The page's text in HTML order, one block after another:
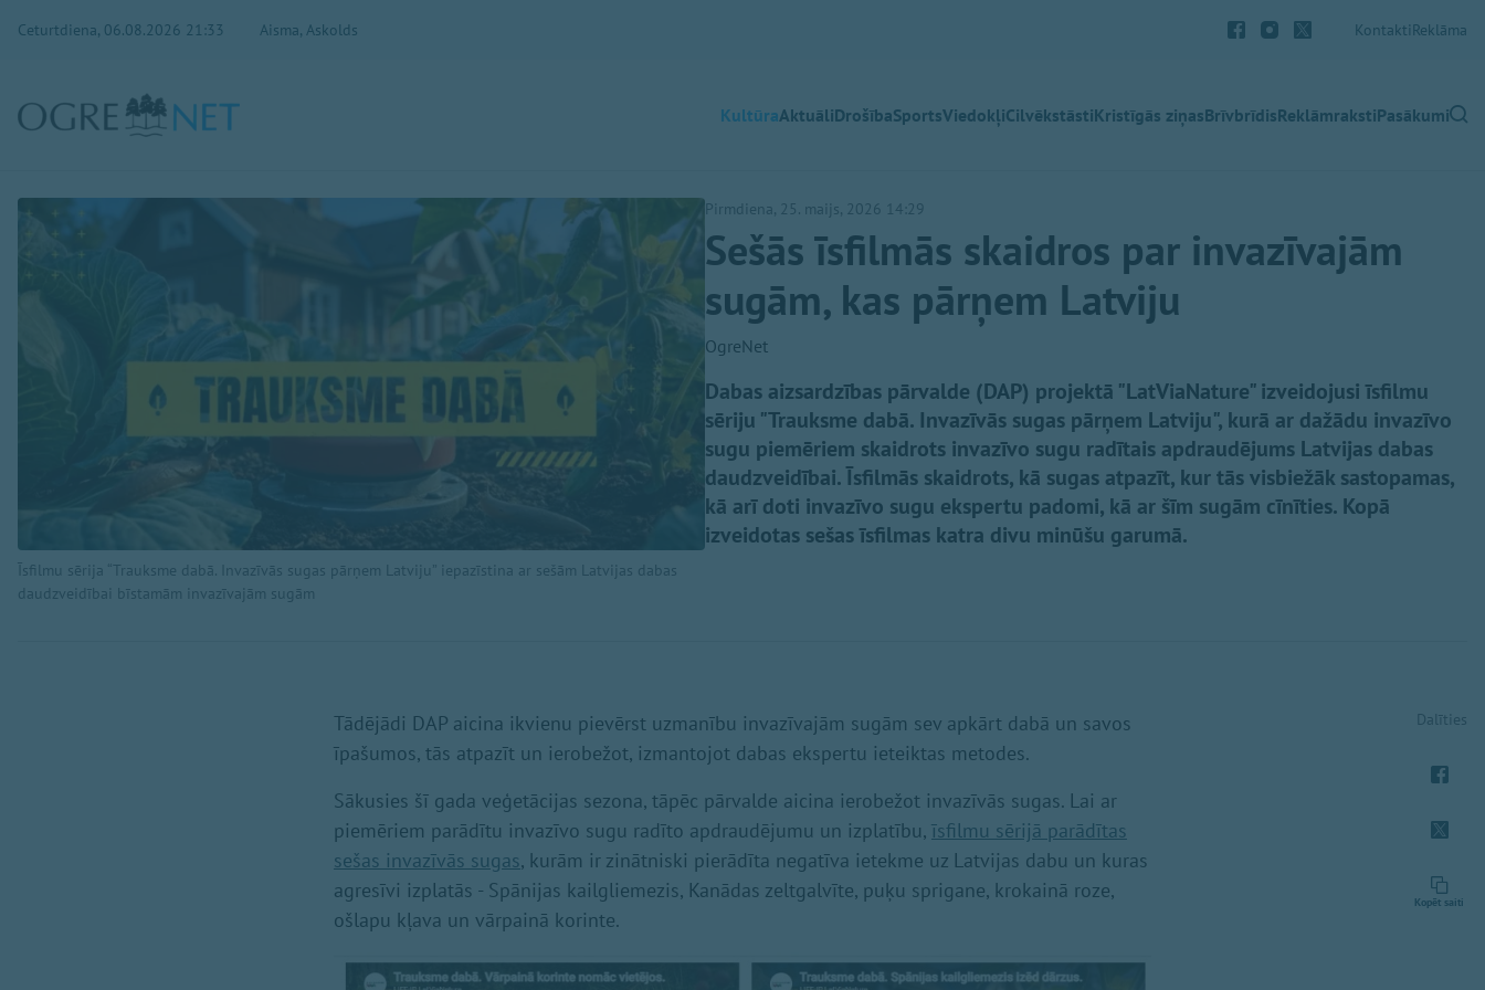
Ceturtdiena, 06.08.2026 21:33 Aisma, Askolds KontaktiReklāma
KultūraAktuāliDrošībaSportsViedokļiCilvēkstāstiKristīgās ziņasBrīvbrīdisReklāmrakstiPasākumi
Īsfilmu sērija “Trauksme dabā. Invazīvās sugas pārņem Latviju” iepazīstina ar sešām Latvijas dabas
daudzveidībai bīstamām invazīvajām sugām
Pirmdiena, 25. maijs, 2026 14:29
Sešās īsfilmās skaidros par invazīvajām
sugām, kas pārņem Latviju
OgreNet
Dabas aizsardzības pārvalde (DAP) projektā "LatViaNature" izveidojusi īsfilmu
sēriju "Trauksme dabā. Invazīvās sugas pārņem Latviju", kurā ar dažādu invazīvo
sugu piemēriem skaidrots invazīvo sugu radītais apdraudējums Latvijas dabas
daudzveidībai. Īsfilmās skaidrots, kā sugas atpazīt, kur tās visbiežāk sastopamas,
kā arī doti invazīvo sugu ekspertu padomi, kā ar šīm sugām cīnīties. Kopā
izveidotas sešas īsfilmas katra divu minūšu garumā.
Tādējādi DAP aicina ikvienu pievērst uzmanību invazīvajām sugām sev apkārt dabā un savos
īpašumos, tās atpazīt un ierobežot, izmantojot dabas ekspertu ieteiktas metodes.
Sākusies šī gada veģetācijas sezona, tāpēc pārvalde aicina ierobežot invazīvās sugas. Lai ar
piemēriem parādītu invazīvo sugu radīto apdraudējumu un izplatību, īsfilmu sērijā parādītas
sešas invazīvās sugas, kurām ir zinātniski pierādīta negatīva ietekme uz Latvijas dabu un kuras
agresīvi izplatās - Spānijas kailgliemezis, Kanādas zeltgalvīte, puķu sprigane, krokainā roze,
ošlapu kļava un vārpainā korinte.
Dalīties
Kopēt saiti